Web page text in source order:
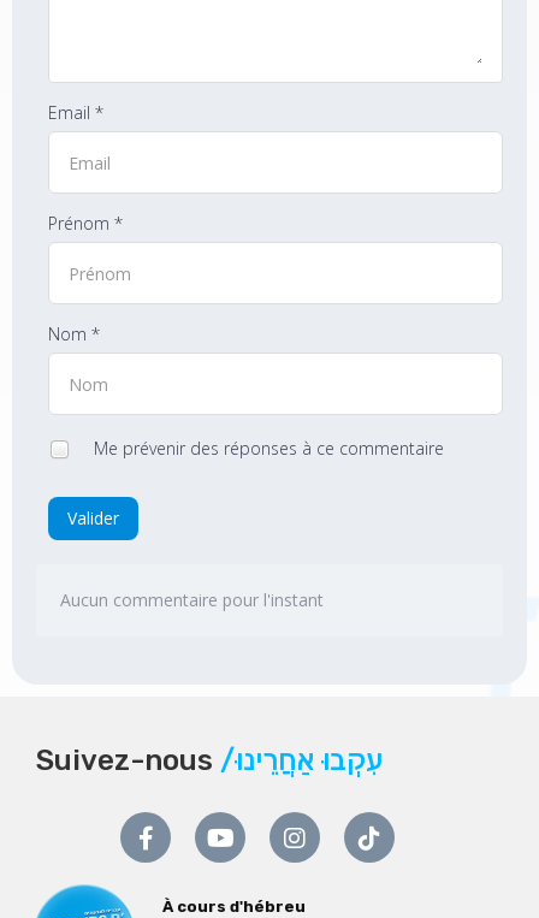
Email *
Prénom *
Nom *
Me prévenir des réponses à ce commentaire
Valider
Aucun commentaire pour l'instant
Suivez-nous /עִקְבוּ אַחֲרֵינוּ
À cours d'hébreu